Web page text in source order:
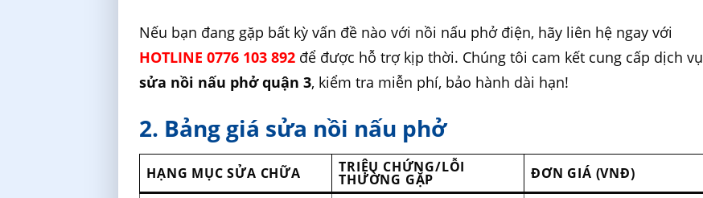
Nếu bạn đang gặp bất kỳ vấn đề nào với nồi nấu phở điện, hãy liên hệ ngay với
HOTLINE 0776 103 892 để được hỗ trợ kịp thời. Chúng tôi cam kết cung cấp dịch vụ
sửa nồi nấu phở quận 3, kiểm tra miễn phí, bảo hành dài hạn!
2. Bảng giá sửa nồi nấu phở
HẠNG MỤC SỬA CHỮA TRIỆU CHỨNG/LỖI
THƯỜNG GẶP ĐƠN GIÁ (VNĐ)